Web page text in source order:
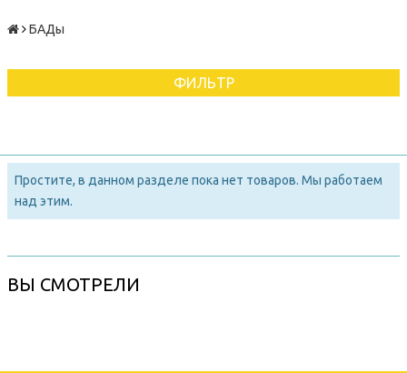
БАДы
ФИЛЬТР
Простите, в данном разделе пока нет товаров. Мы работаем
над этим.
ВЫ СМОТРЕЛИ